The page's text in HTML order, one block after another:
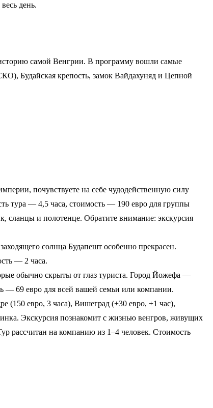
день.
самой Венгрии. В программу вошли самые
Будайская крепость, замок Вайдахуняд и Цепной
почувствуете на себе чудодейственную силу
тура — 4,5 часа, стоимость — 190 евро для группы
сланцы и полотенце. Обратите внимание: экскурсия
солнца Будапешт особенно прекрасен.
— 2 часа.
обычно скрыты от глаз туриста. Город Йожефа —
— 69 евро для всей вашей семьи или компании.
(150 евро, 3 часа), Вишеград (+30 евро, +1 час),
Экскурсия познакомит с жизнью венгров, живущих
рассчитан на компанию из 1–4 человек. Стоимость